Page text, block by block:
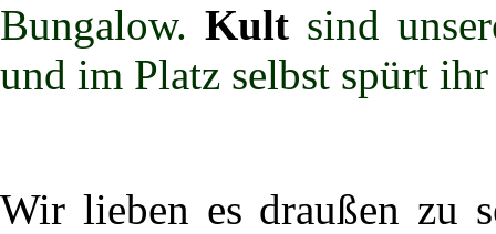
Bungalow. Kult sind
und im Platz selbst spürt
Wir lieben es draußen zu